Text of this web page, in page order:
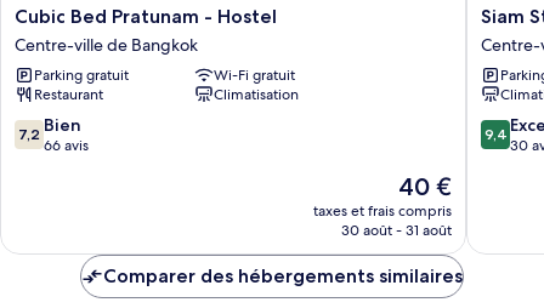
Cubic
Bed
Pratunam
-
Hostel
Centre-
ville
Cubic Bed Pratunam - Hostel
Centre-ville de Bangkok
Parking gratuit
Wi-Fi gratuit
Restaurant
Climatisation
7.2
sur
7,2 Bien
66 avis
Le
nouveau
prix
de
40 €
taxes et frais compris
30 août - 31 août
Siam
Stadium
Hostel
Centre-
ville
de
Siam
Centre-
9.4
sur
9,4
30
Comparer des hébergements similaires